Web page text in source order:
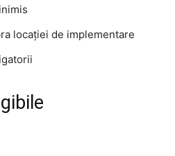
locației de implementare